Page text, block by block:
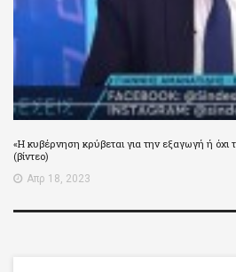
«Η κυβέρνηση κρύβεται για την εξαγωγή ή όχι
(βίντεο)
Απρ 18, 2023